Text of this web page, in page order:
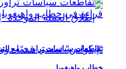
تقاطعات سياسات تراوري مع